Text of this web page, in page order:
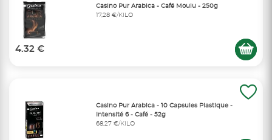
Casino Pur Arabica - Café Moulu - 250g
17,28 €/KILO
4.32 €
Casino Pur Arabica - 10 Capsules Plastique -
Intensité 6 - Café - 52g
68,27 €/KILO